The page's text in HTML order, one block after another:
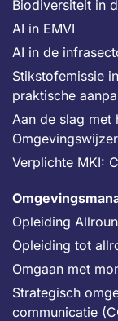
Biodiversiteit in
AI in EMVI
AI in de
Stikstofemissie
praktische
Aan de slag met
Verplichte MKI:
Opleiding
Opleiding tot
Omgaan met
Strategisch
communicatie